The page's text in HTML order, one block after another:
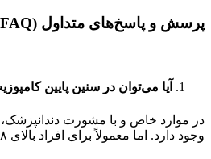
پرسش و پاسخ‌های متداول (FAQ)
آیا می‌توان در سنین پایین
در موارد خاص و با مشورت دندانپزشک،
وجود دارد. اما معمولاً برای افراد بالای ۱۸ سال توصیه می‌شود.